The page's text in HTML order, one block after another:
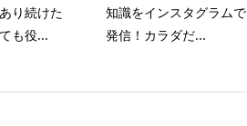
り続けた
も役...
知識をインスタグラムで
発信！カラダだ...